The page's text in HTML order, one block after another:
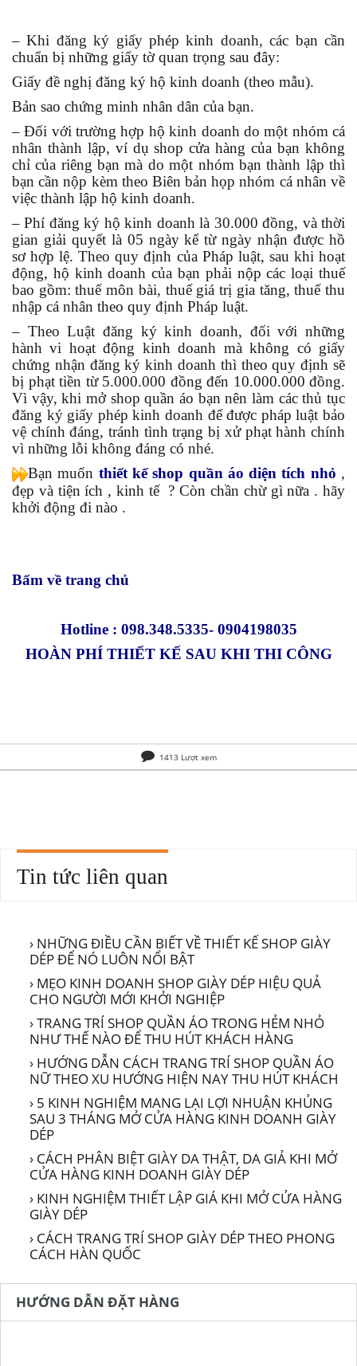
– Khi đăng ký giấy phép kinh doanh, các bạn cần
chuẩn bị những giấy tờ quan trọng sau đây:
Giấy đề nghị đăng ký hộ kinh doanh (theo mẫu).
Bản sao chứng minh nhân dân của bạn.
– Đối với trường hợp hộ kinh doanh do một nhóm cá
nhân thành lập, ví dụ shop cửa hàng của bạn không
chỉ của riêng bạn mà do một nhóm bạn thành lập thì
bạn cần nộp kèm theo Biên bản họp nhóm cá nhân về
việc thành lập hộ kinh doanh.
– Phí đăng ký hộ kinh doanh là 30.000 đồng, và thời
gian giải quyết là 05 ngày kể từ ngày nhận được hồ
sơ hợp lệ. Theo quy định của Pháp luật, sau khi hoạt
động, hộ kinh doanh của bạn phải nộp các loại thuế
bao gồm: thuế môn bài, thuế giá trị gia tăng, thuế thu
nhập cá nhân theo quy định Pháp luật.
– Theo Luật đăng ký kinh doanh, đối với những
hành vi hoạt động kinh doanh mà không có giấy
chứng nhận đăng ký kinh doanh thì theo quy định sẽ
bị phạt tiền từ 5.000.000 đồng đến 10.000.000 đồng.
Vì vậy, khi mở shop quần áo bạn nên làm các thủ tục
đăng ký giấy phép kinh doanh để được pháp luật bảo
vệ chính đáng, tránh tình trạng bị xử phạt hành chính
vì những lỗi không đáng có nhé.
Bạn muốn thiết kế shop quần áo diện tích nhỏ ,
đẹp và tiện ích , kinh tế ? Còn chần chừ gì nữa . hãy
khởi động đi nào .
Bấm về trang chủ
Hotline : 098.348.5335- 0904198035
HOÀN PHÍ THIẾT KẾ SAU KHI THI CÔNG
1413 Lượt xem
Tin tức liên quan
› NHỮNG ĐIỀU CẦN BIẾT VỀ THIẾT KẾ SHOP GIÀY
DÉP ĐỂ NÓ LUÔN NỔI BẬT
› MẸO KINH DOANH SHOP GIÀY DÉP HIỆU QUẢ
CHO NGƯỜI MỚI KHỞI NGHIỆP
› TRANG TRÍ SHOP QUẦN ÁO TRONG HẺM NHỎ
NHƯ THẾ NÀO ĐỂ THU HÚT KHÁCH HÀNG
› HƯỚNG DẪN CÁCH TRANG TRÍ SHOP QUẦN ÁO
NỮ THEO XU HƯỚNG HIỆN NAY THU HÚT KHÁCH
› 5 KINH NGHIỆM MANG LẠI LỢI NHUẬN KHỦNG
SAU 3 THÁNG MỞ CỬA HÀNG KINH DOANH GIÀY
DÉP
› CÁCH PHÂN BIỆT GIÀY DA THẬT, DA GIẢ KHI MỞ
CỬA HÀNG KINH DOANH GIÀY DÉP
› KINH NGHIỆM THIẾT LẬP GIÁ KHI MỞ CỬA HÀNG
GIÀY DÉP
› CÁCH TRANG TRÍ SHOP GIÀY DÉP THEO PHONG
CÁCH HÀN QUỐC
HƯỚNG DẪN ĐẶT HÀNG